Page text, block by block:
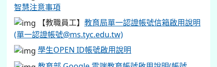
智慧注意事項
【教職員工】 教育局單一認證帳號信箱啟用說明
(單一認證帳號@ms.tyc.edu.tw)
學生OPEN ID帳號啟用說明